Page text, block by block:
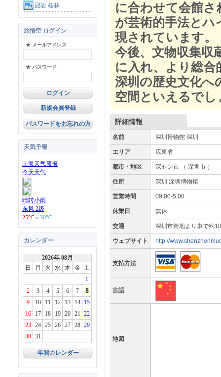
冠岩 桂林
旅悟空 ログイン
★ メールアドレス
★ パスワード
新規会員登録
パスワードをお忘れの方
天気予報
カレンダー
2026年 08月
日
月 火 水 木 金 土
1
2
3 4 5 6 7 8
9 10 11 12 13 14
15
16
17 18 19 20 21 22
23
24 25 26 27 28 29
30
31
年間カレンダー
に合わせて会館さ
が芸術的手法とハ
現されています。
今後、文物収集収
に入れ、より総合
深圳の歴史文化へ
空間といえるでし
詳細情報
名前 深圳博物館 深圳
エリア 広東省
都市・地区 深セン市 （ 深圳市 ）
住所 深圳 深圳博物馆
営業時間 09:00-5:00
休業日 無休
交通 深圳市街地より車で約
ウェブサイト http://
支払方法
言語
地図